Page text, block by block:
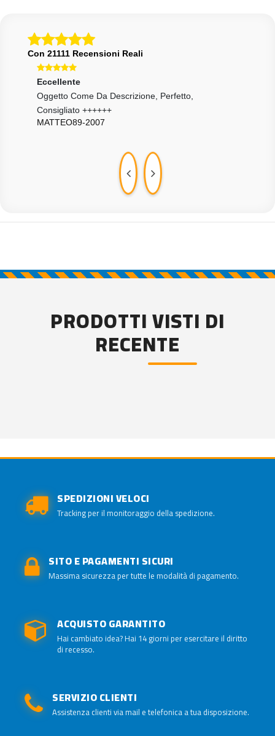
Con 21111 Recensioni Reali
Eccellente
Oggetto Come Da Descrizione, Perfetto,
Consigliato ++++++
MATTEO89-2007
PRODOTTI VISTI DI
RECENTE
SPEDIZIONI VELOCI
Tracking per il monitoraggio della spedizione.
SITO E PAGAMENTI SICURI
Massima sicurezza per tutte le modalità di pagamento.
ACQUISTO GARANTITO
Hai cambiato idea? Hai 14 giorni per esercitare il diritto
di recesso.
SERVIZIO CLIENTI
Assistenza clienti via mail e telefonica a tua disposizione.